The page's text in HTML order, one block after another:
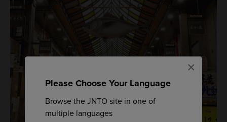
Please Choose Your Language
Browse the JNTO site in one of
multiple languages
×